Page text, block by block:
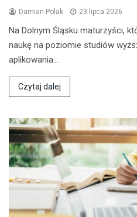
Damian Polak 23 lipca 2026
Na Dolnym Śląsku maturzyści,
naukę na poziomie studiów
aplikowania…
Czytaj dalej